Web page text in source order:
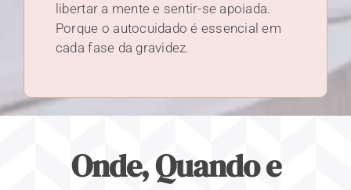
libertar a mente e sentir-se apoiada.
Porque o autocuidado é essencial em
cada fase da gravidez.
Onde, Quando e